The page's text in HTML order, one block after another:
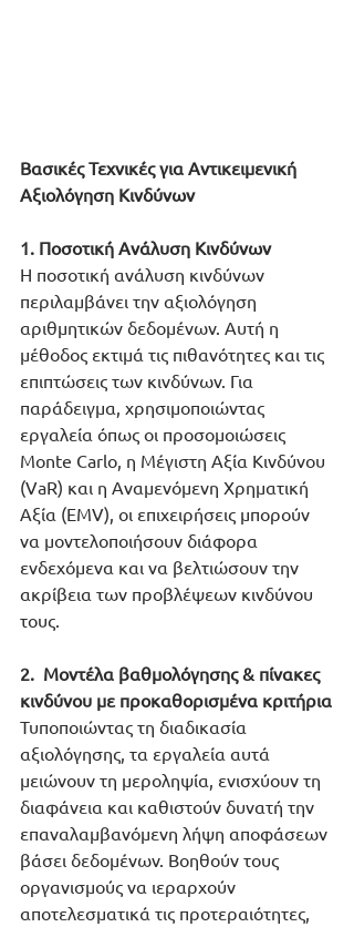
Βασικές Τεχνικές για Αντικειμενική
Αξιολόγηση Κινδύνων
1. Ποσοτική Ανάλυση Κινδύνων
Η ποσοτική ανάλυση κινδύνων
περιλαμβάνει την αξιολόγηση
αριθμητικών δεδομένων. Αυτή η
μέθοδος εκτιμά τις πιθανότητες και τις
επιπτώσεις των κινδύνων. Για
παράδειγμα, χρησιμοποιώντας
εργαλεία όπως οι προσομοιώσεις
Monte Carlo, η Μέγιστη Αξία Κινδύνου
(VaR) και η Αναμενόμενη Χρηματική
Αξία (EMV), οι επιχειρήσεις μπορούν
να μοντελοποιήσουν διάφορα
ενδεχόμενα και να βελτιώσουν την
ακρίβεια των προβλέψεων κινδύνου
τους.
2. Μοντέλα βαθμολόγησης & πίνακες
κινδύνου με προκαθορισμένα κριτήρια
Τυποποιώντας τη διαδικασία
αξιολόγησης, τα εργαλεία αυτά
μειώνουν τη μεροληψία, ενισχύουν τη
διαφάνεια και καθιστούν δυνατή την
επαναλαμβανόμενη λήψη αποφάσεων
βάσει δεδομένων. Βοηθούν τους
οργανισμούς να ιεραρχούν
αποτελεσματικά τις προτεραιότητες,